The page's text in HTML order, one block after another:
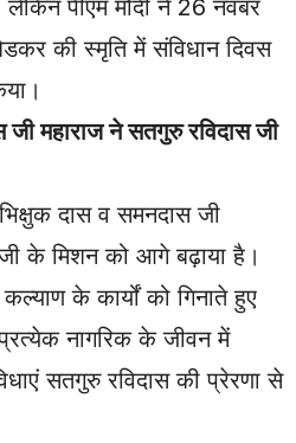
लेकिन पीएम मोदी ने 26 नवंबर
की स्मृति में संविधान दिवस
जी महाराज ने सतगुरु रविदास जी
दास व समनदास जी
के मिशन को आगे बढ़ाया है।
कल्याण के कार्यों को गिनाते हुए
नागरिक के जीवन में
सतगुरु रविदास की प्रेरणा से